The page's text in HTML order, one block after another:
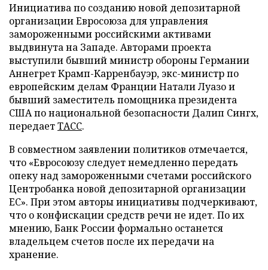
Инициатива по созданию новой депозитарной
организации Евросоюза для управления
замороженными российскими активами
выдвинута на Западе. Авторами проекта
выступили бывший министр обороны Германии
Аннегрет Крамп-Карренбауэр, экс-министр по
европейским делам Франции Натали Луазо и
бывший заместитель помощника президента
США по национальной безопасности Далип Сингх,
передаетТАСС.
В совместном заявлении политиков отмечается,
что «Евросоюзу следует немедленно передать
опеку над замороженными счетами российского
Центробанка новой депозитарной организации
ЕС». При этом авторы инициативы подчеркивают,
что о конфискации средств речи не идет. По их
мнению, Банк России формально останется
владельцем счетов после их передачи на
хранение.